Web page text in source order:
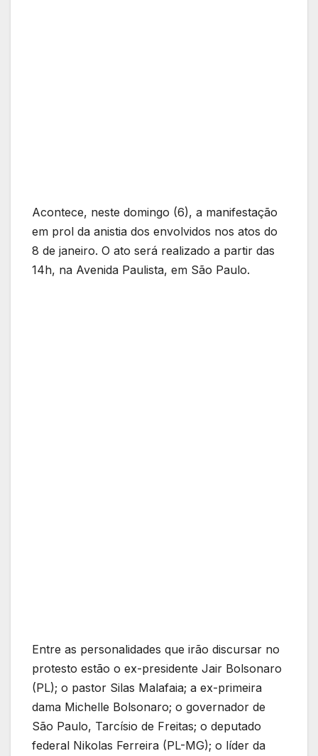
Acontece, neste domingo (6), a manifestação
em prol da anistia dos envolvidos nos atos do
8 de janeiro. O ato será realizado a partir das
14h, na Avenida Paulista, em São Paulo.
Entre as personalidades que irão discursar no
protesto estão o ex-presidente Jair Bolsonaro
(PL); o pastor Silas Malafaia; a ex-primeira
dama Michelle Bolsonaro; o governador de
São Paulo, Tarcísio de Freitas; o deputado
federal Nikolas Ferreira (PL-MG); o líder da